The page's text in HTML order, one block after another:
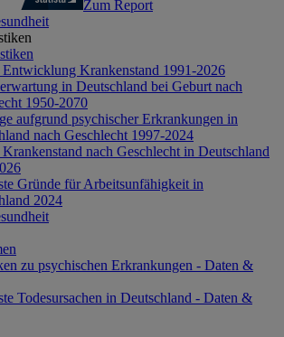
Zum Report
Krankenstand 1991-2026
in Deutschland bei Geburt nach
1950-2070
aufgrund psychischer Erkrankungen in
nach Geschlecht 1997-2024
nach Geschlecht in Deutschland
Gründe für Arbeitsunfähigkeit in
2024
zu psychischen Erkrankungen - Daten &
Todesursachen in Deutschland - Daten &